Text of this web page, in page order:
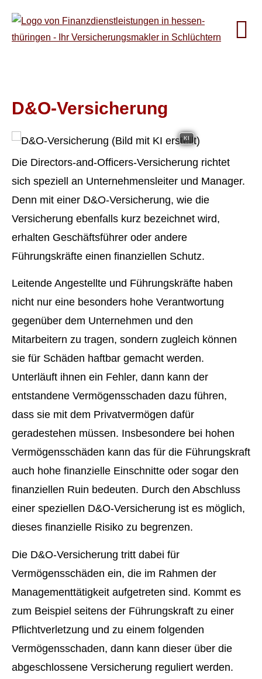
D&O-Versicherung
KI
Die Directors-and-Officers-Versicherung richtet
sich speziell an Unternehmensleiter und Manager.
Denn mit einer D&O-Versicherung, wie die
Versicherung ebenfalls kurz bezeichnet wird,
erhalten Geschäftsführer oder andere
Führungskräfte einen finanziellen Schutz.
Leitende Angestellte und Führungskräfte haben
nicht nur eine besonders hohe Verantwortung
gegenüber dem Unternehmen und den
Mitarbeitern zu tragen, sondern zugleich können
sie für Schäden haftbar gemacht werden.
Unterläuft ihnen ein Fehler, dann kann der
entstandene Vermögensschaden dazu führen,
dass sie mit dem Privatvermögen dafür
geradestehen müssen. Insbesondere bei hohen
Vermögensschäden kann das für die Führungskraft
auch hohe finanzielle Einschnitte oder sogar den
finanziellen Ruin bedeuten. Durch den Abschluss
einer speziellen D&O-Versicherung ist es möglich,
dieses finanzielle Risiko zu begrenzen.
Die D&O-Versicherung tritt dabei für
Vermögensschäden ein, die im Rahmen der
Managementtätigkeit aufgetreten sind. Kommt es
zum Beispiel seitens der Führungskraft zu einer
Pflichtverletzung und zu einem folgenden
Vermögensschaden, dann kann dieser über die
abgeschlossene Versicherung reguliert werden.